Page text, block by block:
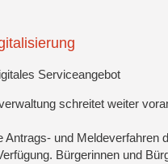
Serviceangebot
schreitet weiter
Antrags- und Meldeverfahren
Bürgerinnen und